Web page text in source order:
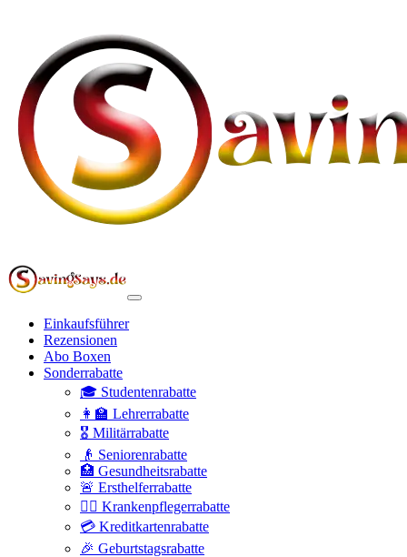
Einkaufsführer
Rezensionen
Abo Boxen
Sonderrabatte
🎓 Studentenrabatte
👩‍🏫 Lehrerrabatte
🎖️ Militärrabatte
👴 Seniorenrabatte
🏥 Gesundheitsrabatte
🚨 Ersthelferrabatte
👩‍⚕️ Krankenpflegerrabatte
💳 Kreditkartenrabatte
🎉 Geburtstagsrabatte